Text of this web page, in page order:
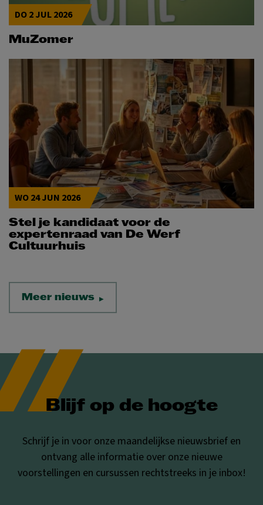
DO 2 JUL 2026
MuZomer
WO 24 JUN 2026
Stel je kandidaat voor de
expertenraad van De Werf
Cultuurhuis
Meer nieuws
Blijf op de hoogte
Schrijf je in voor onze maandelijkse nieuwsbrief en
ontvang alle informatie over onze nieuwe
voorstellingen en cursussen rechtstreeks in je inbox!